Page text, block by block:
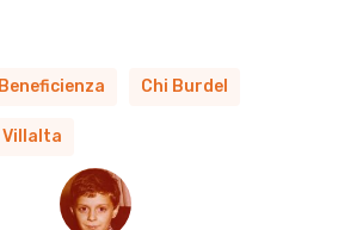
Beneficienza Chi Burdel
Villalta